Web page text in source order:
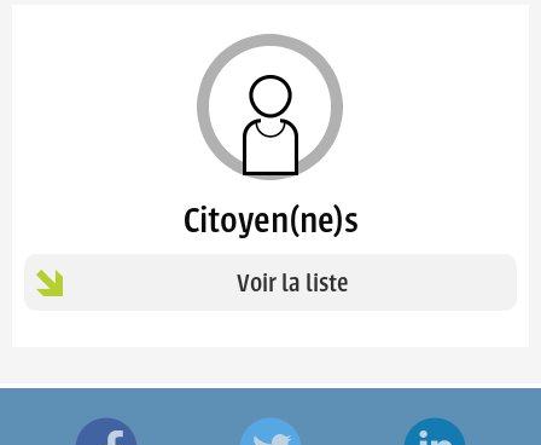
Citoyen(ne)s
Voir la liste